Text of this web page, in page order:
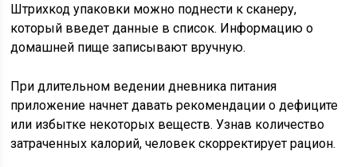
Штрихкод упаковки можно поднести к сканеру,
который введет данные в список. Информацию о
домашней пище записывают вручную.
При длительном ведении дневника питания
приложение начнет давать рекомендации о дефиците
или избытке некоторых веществ. Узнав количество
затраченных калорий, человек скорректирует рацион.